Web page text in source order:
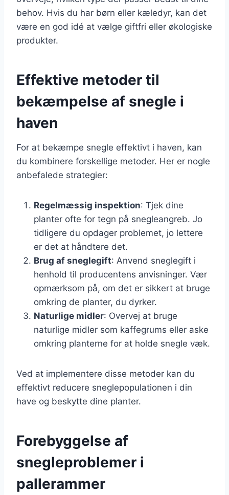
behov. Hvis du har børn eller kæledyr, kan det
være en god idé at vælge giftfri eller økologiske
produkter.
Effektive metoder til
bekæmpelse af snegle i
haven
For at bekæmpe snegle effektivt i haven, kan
du kombinere forskellige metoder. Her er nogle
anbefalede strategier:
Regelmæssig inspektion: Tjek dine
planter ofte for tegn på snegleangreb. Jo
tidligere du opdager problemet, jo lettere
er det at håndtere det.
Brug af sneglegift: Anvend sneglegift i
henhold til producentens anvisninger. Vær
opmærksom på, om det er sikkert at bruge
omkring de planter, du dyrker.
Naturlige midler: Overvej at bruge
naturlige midler som kaffegrums eller aske
omkring planterne for at holde snegle væk.
Ved at implementere disse metoder kan du
effektivt reducere sneglepopulationen i din
have og beskytte dine planter.
Forebyggelse af
snegleproblemer i
pallerammer